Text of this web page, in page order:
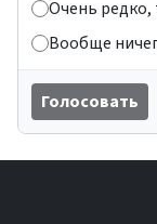
Очень редко,
Вообще
Голосовать